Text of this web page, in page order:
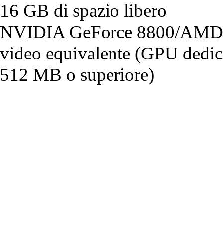
16 GB di spazio libero
NVIDIA GeForce 8800/AMD
video equivalente (GPU
512 MB o superiore)